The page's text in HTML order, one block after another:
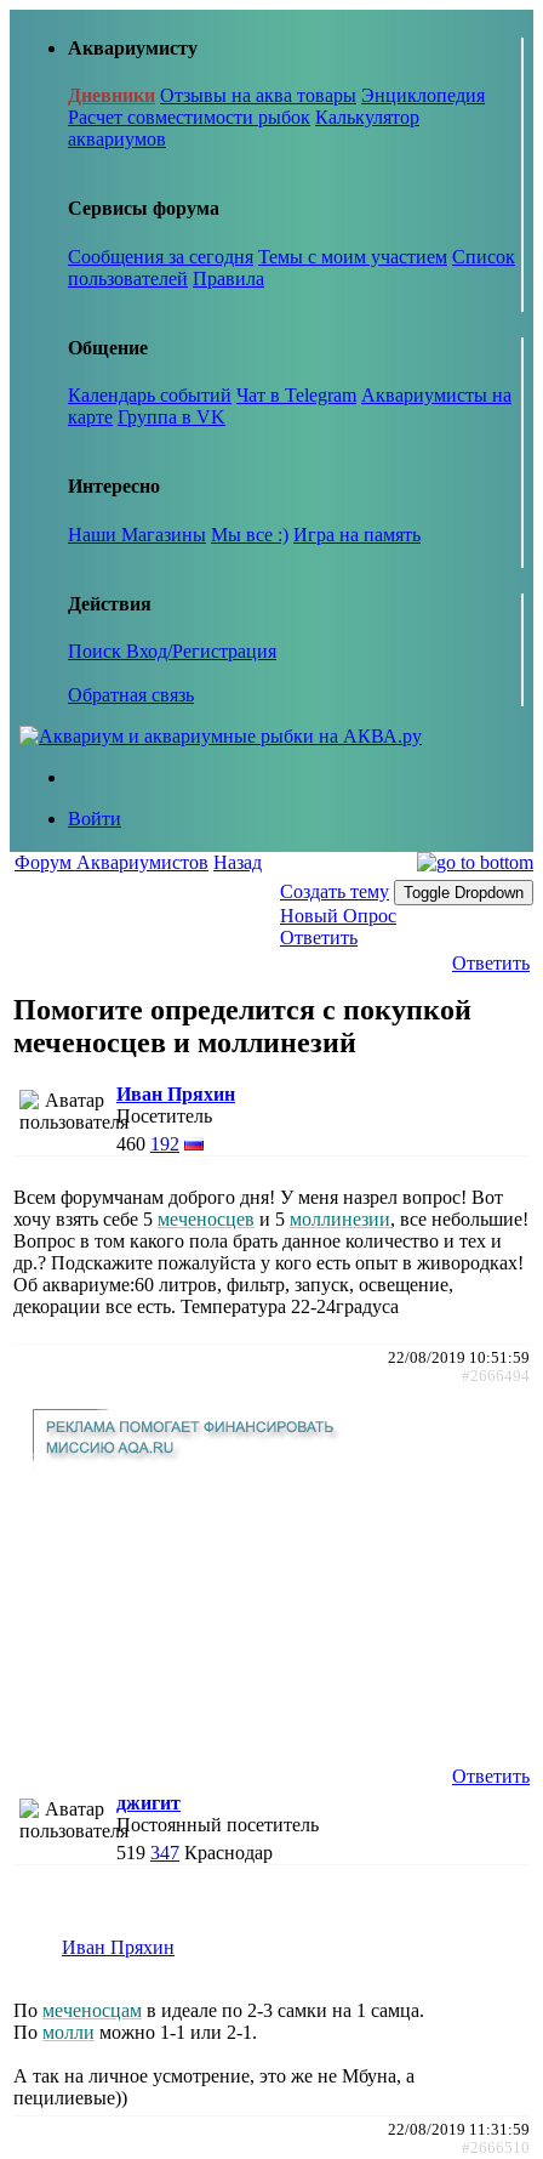
Аквариумисту
Дневники Отзывы на аква товары Энциклопедия
Расчет совместимости рыбок Калькулятор
аквариумов
Сервисы форума
Сообщения за сегодня Темы с моим участием Список
пользователей Правила
Общение
Календарь событий Чат в Telegram Аквариумисты на
карте Группа в VK
Интересно
Наши Магазины Мы все :) Игра на память
Действия
Поиск Вход/Регистрация
Обратная связь
Войти
Форум Аквариумистов Назад
Создать тему
Toggle Dropdown
Новый Опрос
Ответить
Ответить
Помогите определится с покупкой
меченосцев и моллинезий
Иван Пряхин
Посетитель
460 192
Всем форумчанам доброго дня! У меня назрел вопрос! Вот
хочу взять себе 5 меченосцев и 5 моллинезии, все небольшие!
Вопрос в том какого пола брать данное количество и тех и
др.? Подскажите пожалуйста у кого есть опыт в живородках!
Об аквариуме:60 литров, фильтр, запуск, освещение,
декорации все есть. Температура 22-24градуса
22/08/2019 10:51:59
#2666494
Ответить
джигит
Постоянный посетитель
519 347 Краснодар
Иван Пряхин
По меченосцам в идеале по 2-3 самки на 1 самца.
По молли можно 1-1 или 2-1.
А так на личное усмотрение, это же не Мбуна, а
пецилиевые))
22/08/2019 11:31:59
#2666510